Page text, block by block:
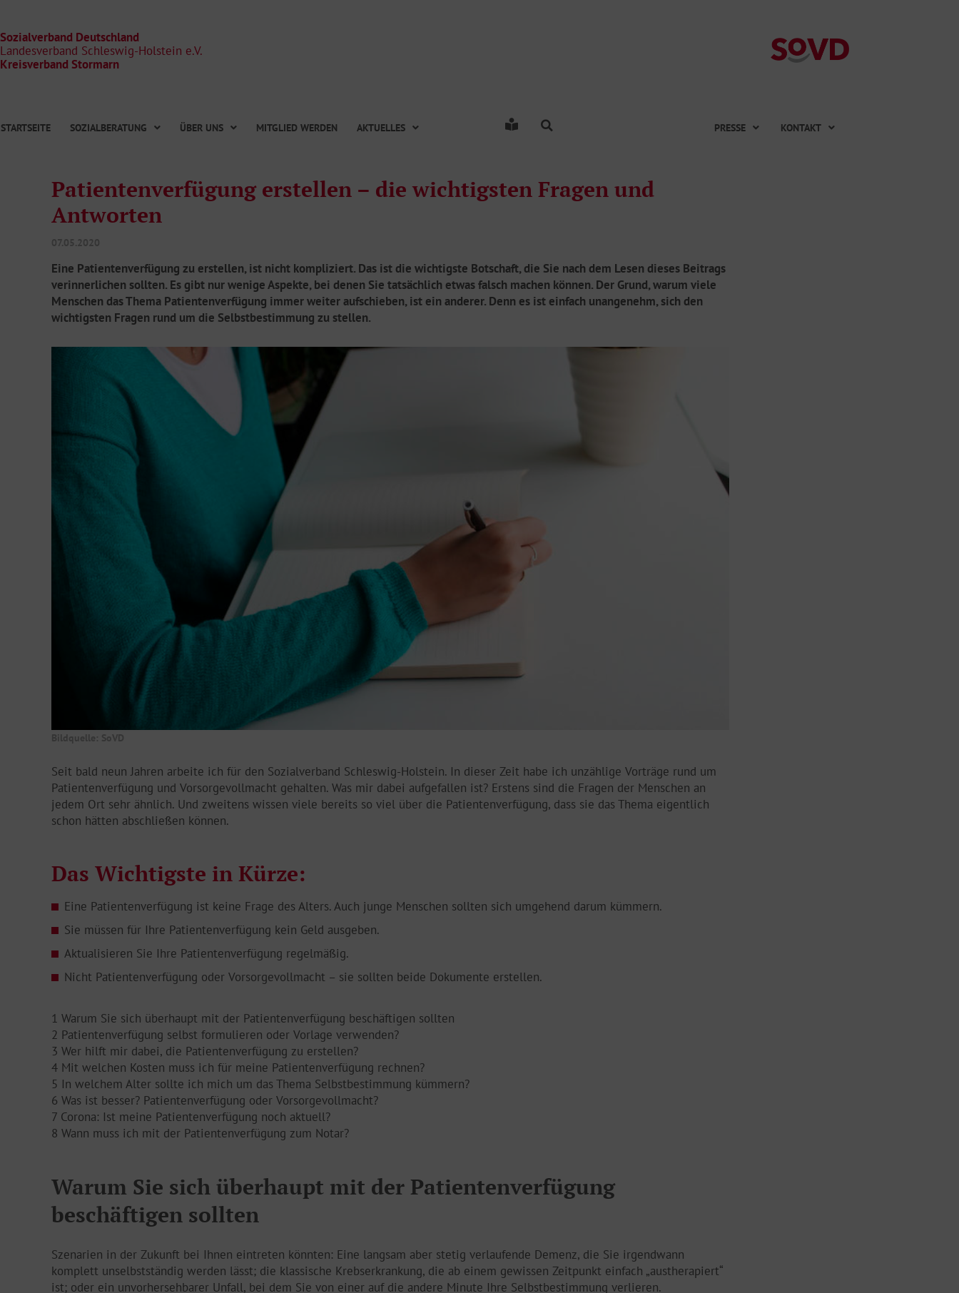
springen
Sozialverband Deutschland
Landesverband Schleswig-Holstein e.V.
Kreisverband Stormarn
STARTSEITE SOZIALBERATUNG ÜBER UNS MITGLIED WERDEN AKTUELLES PRESSE KONTAKT
Patientenverfügung erstellen – die wichtigsten Fragen und
Antworten
07.05.2020
Eine Patientenverfügung zu erstellen, ist nicht kompliziert. Das ist die wichtigste Botschaft, die Sie nach dem Lesen dieses Beitrags
verinnerlichen sollten. Es gibt nur wenige Aspekte, bei denen Sie tatsächlich etwas falsch machen können. Der Grund, warum viele
Menschen das Thema Patientenverfügung immer weiter aufschieben, ist ein anderer. Denn es ist einfach unangenehm, sich den
wichtigsten Fragen rund um die Selbstbestimmung zu stellen.
Bildquelle: SoVD
Seit bald neun Jahren arbeite ich für den Sozialverband Schleswig-Holstein. In dieser Zeit habe ich unzählige Vorträge rund um
Patientenverfügung und Vorsorgevollmacht gehalten. Was mir dabei aufgefallen ist? Erstens sind die Fragen der Menschen an
jedem Ort sehr ähnlich. Und zweitens wissen viele bereits so viel über die Patientenverfügung, dass sie das Thema eigentlich
schon hätten abschließen können.
Das Wichtigste in Kürze:
Eine Patientenverfügung ist keine Frage des Alters. Auch junge Menschen sollten sich umgehend darum kümmern.
Sie müssen für Ihre Patientenverfügung kein Geld ausgeben.
Aktualisieren Sie Ihre Patientenverfügung regelmäßig.
Nicht Patientenverfügung oder Vorsorgevollmacht – sie sollten beide Dokumente erstellen.
1 Warum Sie sich überhaupt mit der Patientenverfügung beschäftigen sollten
2 Patientenverfügung selbst formulieren oder Vorlage verwenden?
3 Wer hilft mir dabei, die Patientenverfügung zu erstellen?
4 Mit welchen Kosten muss ich für meine Patientenverfügung rechnen?
5 In welchem Alter sollte ich mich um das Thema Selbstbestimmung kümmern?
6 Was ist besser? Patientenverfügung oder Vorsorgevollmacht?
7 Corona: Ist meine Patientenverfügung noch aktuell?
8 Wann muss ich mit der Patientenverfügung zum Notar?
Warum Sie sich überhaupt mit der Patientenverfügung
beschäftigen sollten
Szenarien in der Zukunft bei Ihnen eintreten könnten: Eine langsam aber stetig verlaufende Demenz, die Sie irgendwann
komplett unselbstständig werden lässt; die klassische Krebserkrankung, die ab einem gewissen Zeitpunkt einfach „austherapiert“
ist; oder ein unvorhersehbarer Unfall, bei dem Sie von einer auf die andere Minute Ihre Selbstbestimmung verlieren.